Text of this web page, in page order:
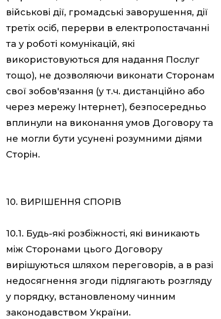
військові дії, громадські заворушення, дії
третіх осіб, перерви в електропостачанні
та у роботі комунікацій, які
використовуються для надання Послуг
тощо), не дозволяючи виконати Сторонам
свої зобов'язання (у т.ч. дистанційно або
через мережу Інтернет), безпосередньо
вплинули на виконання умов Договору та
не могли бути усунені розумними діями
Сторін.
10. ВИРІШЕННЯ СПОРІВ
10.1. Будь-які розбіжності, які виникають
між Сторонами цього Договору
вирішуються шляхом переговорів, а в разі
недосягнення згоди підлягають розгляду
у порядку, встановленому чинним
законодавством України.